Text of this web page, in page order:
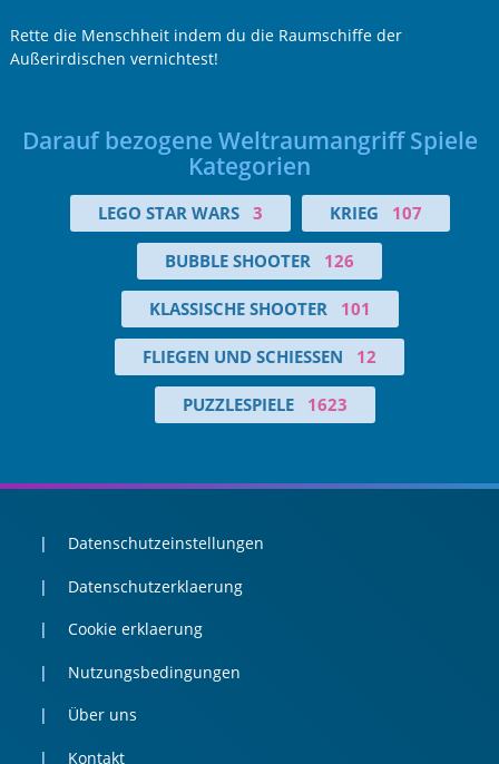
Rette die Menschheit indem du die Raumschiffe der
Außerirdischen vernichtest!
Darauf bezogene Weltraumangriff Spiele
Kategorien
LEGO STAR WARS 3 KRIEG 107
BUBBLE SHOOTER 126
KLASSISCHE SHOOTER 101
FLIEGEN UND SCHIESSEN 12
PUZZLESPIELE 1623
Datenschutzeinstellungen
Datenschutzerklaerung
Cookie erklaerung
Nutzungsbedingungen
Über uns
Kontakt